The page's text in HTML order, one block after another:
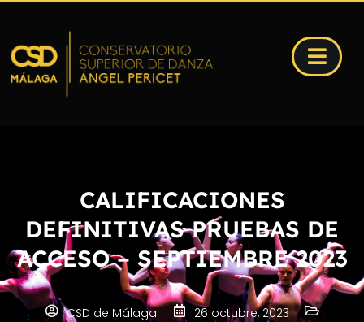
CALIFICACIONES
DEFINITIVAS PRUEBAS DE
ACCESO – SEPTIEMBRE 2023
CSD de Málaga 26 octubre, 2023